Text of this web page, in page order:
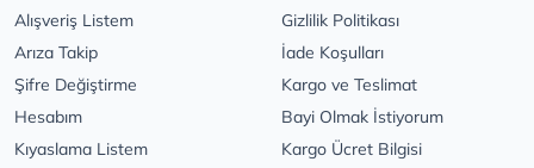
Alışveriş Listem
Arıza Takip
Şifre Değiştirme
Hesabım
Kıyaslama Listem
Gizlilik Politikası
İade Koşulları
Kargo ve Teslimat
Bayi Olmak İstiyorum
Kargo Ücret Bilgisi